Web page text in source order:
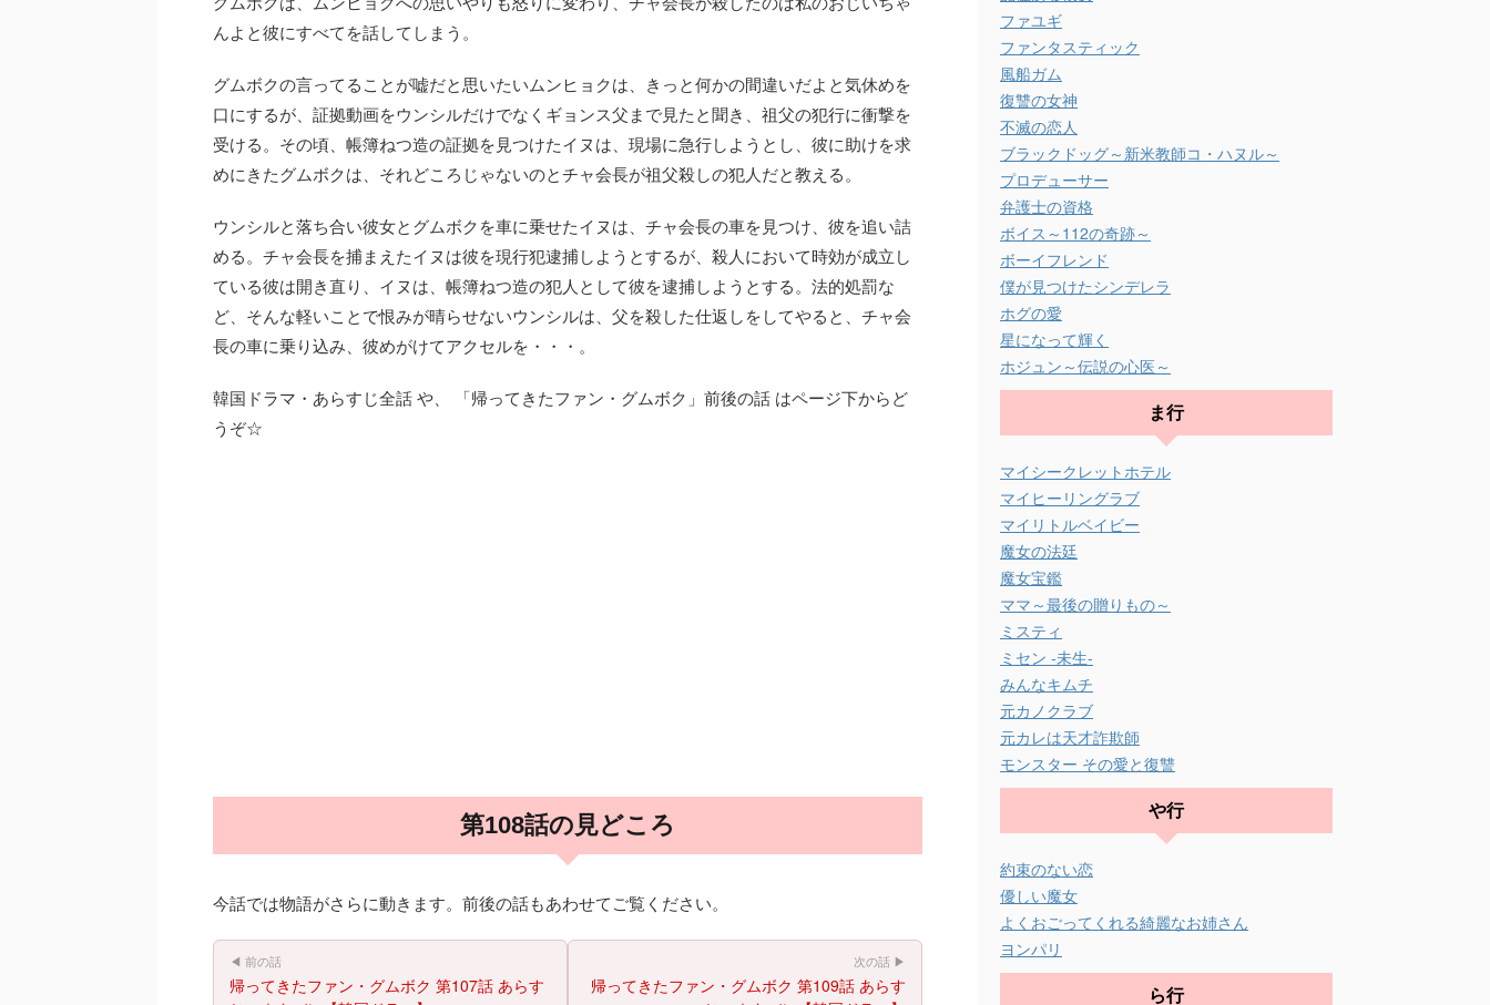
んよと彼にすべてを話してしまう。
グムボクの言ってることが嘘だと思いたいムンヒョクは、きっと何かの間違いだよと気休めを
口にするが、証拠動画をウンシルだけでなくギョンス父まで見たと聞き、祖父の犯行に衝撃を
受ける。その頃、帳簿ねつ造の証拠を見つけたイヌは、現場に急行しようとし、彼に助けを求
めにきたグムボクは、それどころじゃないのとチャ会長が祖父殺しの犯人だと教える。
ウンシルと落ち合い彼女とグムボクを車に乗せたイヌは、チャ会長の車を見つけ、彼を追い詰
める。チャ会長を捕まえたイヌは彼を現行犯逮捕しようとするが、殺人において時効が成立し
ている彼は開き直り、イヌは、帳簿ねつ造の犯人として彼を逮捕しようとする。法的処罰な
ど、そんな軽いことで恨みが晴らせないウンシルは、父を殺した仕返しをしてやると、チャ会
長の車に乗り込み、彼めがけてアクセルを・・・。
韓国ドラマ・あらすじ全話 や、 「帰ってきたファン・グムボク」前後の話 はページ下からど
うぞ☆
第108話の見どころ
今話では物語がさらに動きます。前後の話もあわせてご覧ください。
◀ 前の話
帰ってきたファン・グムボク 第107話 あらす
次の話 ▶
帰ってきたファン・グムボク 第109話 あらす
ファユギ
ファンタスティック
風船ガム
復讐の女神
不滅の恋人
ブラックドッグ～新米教師コ・ハヌル～
プロデューサー
弁護士の資格
ボイス～112の奇跡～
ボーイフレンド
僕が見つけたシンデレラ
ホグの愛
星になって輝く
ホジュン～伝説の心医～
ま行
マイシークレットホテル
マイヒーリングラブ
マイリトルベイビー
魔女の法廷
魔女宝鑑
ママ～最後の贈りもの～
ミスティ
ミセン -未生-
みんなキムチ
元カノクラブ
元カレは天才詐欺師
モンスター その愛と復讐
や行
約束のない恋
優しい魔女
よくおごってくれる綺麗なお姉さん
ヨンパリ
ら行